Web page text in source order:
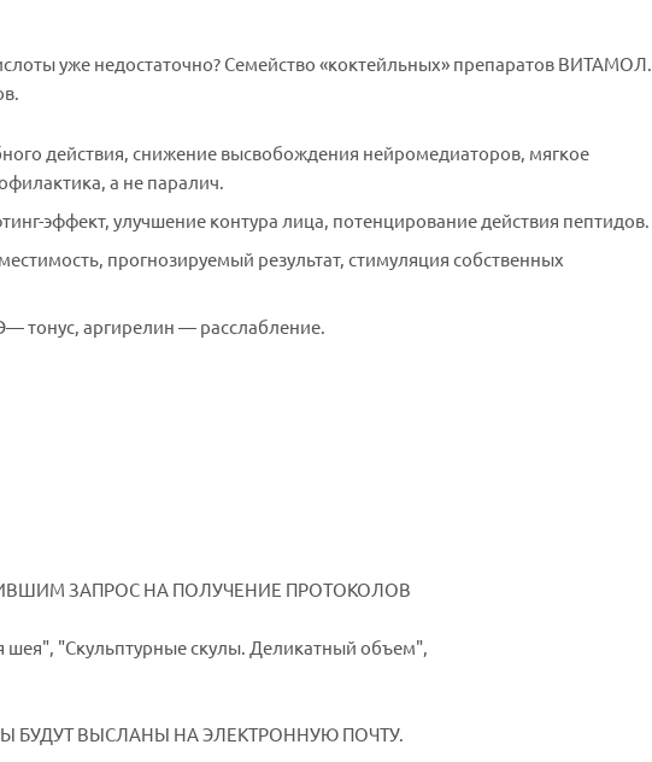
уже недостаточно? Семейство «коктейльных» препаратов ВИТАМОЛ.
действия, снижение высвобождения нейромедиаторов, мягкое
а не паралич.
эффект, улучшение контура лица, потенцирование действия пептидов.
прогнозируемый результат, стимуляция собственных
тонус, аргирелин — расслабление.
ЗАПРОС НА ПОЛУЧЕНИЕ ПРОТОКОЛОВ
шея", "Скульптурные скулы. Деликатный объем",
БУДУТ ВЫСЛАНЫ НА ЭЛЕКТРОННУЮ ПОЧТУ.